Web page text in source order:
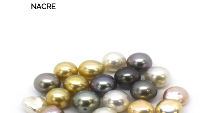
NACRE